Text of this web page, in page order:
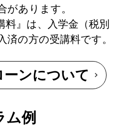
があります。
』は、入学金（税別
済の方の受講料です。
ーンについて
ム例